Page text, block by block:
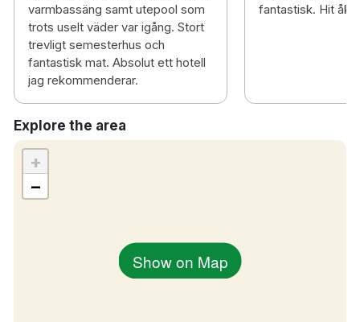
även en sommarpool, barn har tillgång till denna
hela dagarna. Blöjbarn är ej tillåtna i våra pooler,
inte heller med badblöja.
varmbassäng samt utepool som
trots uselt väder var igång. Stort
trevligt semesterhus och
fantastisk mat. Absolut ett hotell
jag rekommenderar.
fantastisk. Hit
Explore the area
Show on Map
+
−